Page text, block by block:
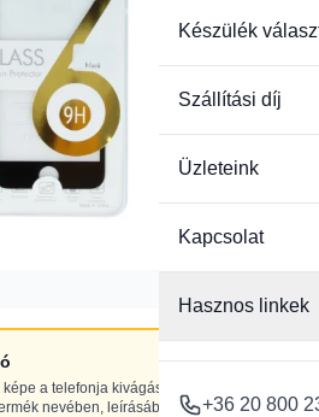
Készülék
Szállítási díj
Üzleteink
Kapcsolat
Hasznos linkek
+36 20 800
a telefonja kivágásaival, NE
nevében, leírásában szereplő